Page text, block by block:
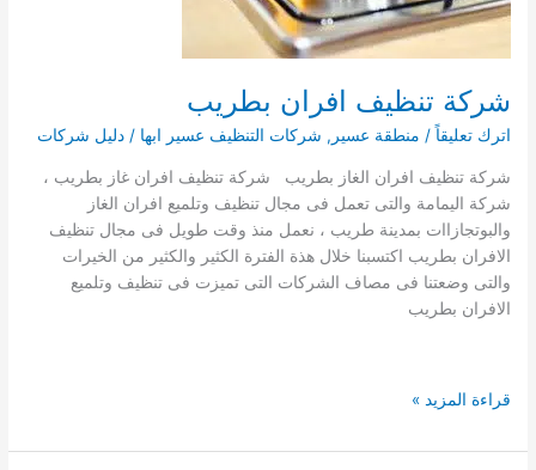
شركة تنظيف افران بطريب
اترك تعليقاً / منطقة عسير , شركات التنظيف عسير ابها /دليل شركات
شركة تنظيف افران الغاز بطريب شركة تنظيف افران غاز بطريب ،
شركة اليمامة والتى تعمل فى مجال تنظيف وتلميع افران الغاز
والبوتجازاات بمدينة طريب ، نعمل منذ وقت طويل فى مجال تنظيف
الافران بطريب اكتسبنا خلال هذة الفترة الكثير والكثير من الخيرات
والتى وضعتنا فى مصاف الشركات التى تميزت فى تنظيف وتلميع
الافران بطريب
شركة
افران
قراءة المزيد »